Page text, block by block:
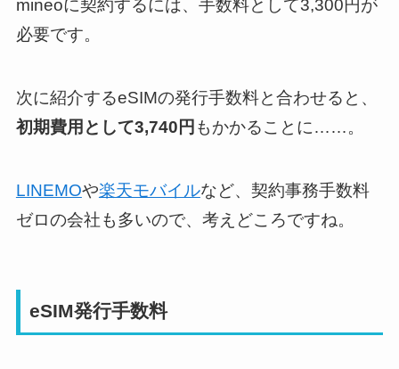
mineoに契約するには、手数料として3,300円が
必要です。
次に紹介するeSIMの発行手数料と合わせると、
初期費用として3,740円 もかかることに……。
LINEMOや楽天モバイルなど、契約事務手数料
ゼロの会社も多いので、考えどころですね。
eSIM発行手数料